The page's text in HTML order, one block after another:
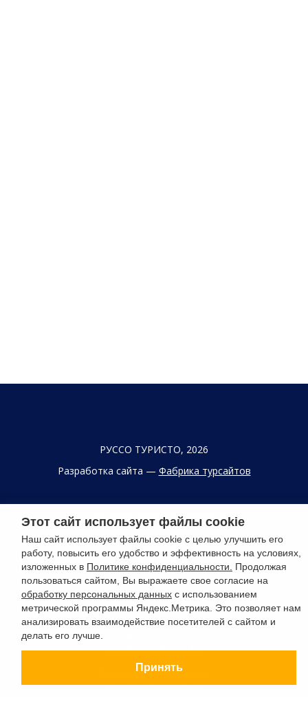
РУССО ТУРИСТО, 2026
Разработка сайта — Фабрика турсайтов
Политика конфиденциальности
Согласие на обработку конфиденциальных данных
Старый сайт
+7 (863) 333 22 12
+7 (928) 149 20 00
+7 (800) 500 85 21
Безымянная Балка, 352
Заказать обратный звонок
Заявка на подбор тура
Этот сайт использует файлы cookie
Наш сайт использует файлы cookie с целью улучшить его
работу, повысить его удобство и эффективность на условиях,
изложенных в Политике конфиденциальности.
Продолжая
пользоваться сайтом, Вы выражаете свое согласие на
обработку персональных данных с использованием
метрической программы Яндекс.Метрика. Это позволяет нам
анализировать взаимодействие посетителей с сайтом и
делать его лучше.
Принять